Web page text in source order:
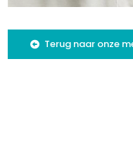
Terug naar onze